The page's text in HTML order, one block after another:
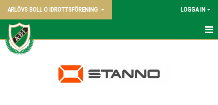
ARLÖVS BOLL O IDROTTSFÖRENING LOGGA IN
NYHETER